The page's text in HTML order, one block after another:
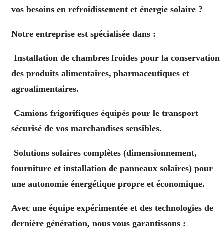
vos besoins en refroidissement et énergie solaire ?
Notre entreprise est spécialisée dans :
Installation de chambres froides pour la conservation
des produits alimentaires, pharmaceutiques et
agroalimentaires.
Camions frigorifiques équipés pour le transport
sécurisé de vos marchandises sensibles.
Solutions solaires complètes (dimensionnement,
fourniture et installation de panneaux solaires) pour
une autonomie énergétique propre et économique.
Avec une équipe expérimentée et des technologies de
dernière génération, nous vous garantissons :